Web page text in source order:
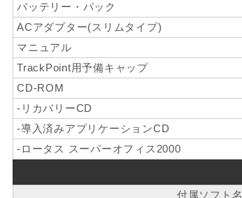
バッテリー・パック
ACアダプター(スリムタイプ)
マニュアル
TrackPoint用予備キャップ
CD-ROM
-リカバリーCD
-導入済みアプリケーションCD
-ロータス スーパーオフィス2000
付属ソフト名